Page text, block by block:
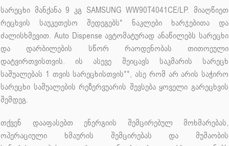
სარეცხი მანქანა 9 კგ SAMSUNG WW90T4041CE/LP. მიაღწიეთ
რეცხვის საუკეთესო შედეგებს* ნაკლები ხარჯებითა და
ძალისხმევით. Auto Dispense ავტომატურად ანაწილებს სარეცხი
და დარბილების სწორ რაოდენობას თითოეული
დატვირთვისთვის. ის ასევე შეიცავს საკმარის სარეცხ
საშუალებას 1 თვის სარეცხისთვის**, ასე რომ არ არის საჭირო
სარეცხი საშუალების რეზერვუარის შევსება ყოველი გარეცხვის
შემდეგ.
თქვენ დააფასებთ ენერგიის შემცირებულ მოხმარებას,
ოპერაციული ხმაურის შემცირებას და მუშაობის